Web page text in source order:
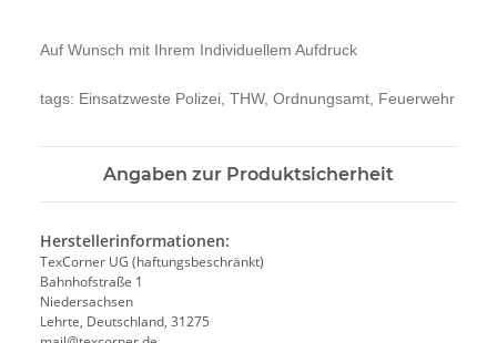
Auf Wunsch mit Ihrem Individuellem Aufdruck
tags: Einsatzweste Polizei, THW, Ordnungsamt, Feuerwehr
Angaben zur Produktsicherheit
Herstellerinformationen:
TexCorner UG (haftungsbeschränkt)
Bahnhofstraße 1
Niedersachsen
Lehrte, Deutschland, 31275